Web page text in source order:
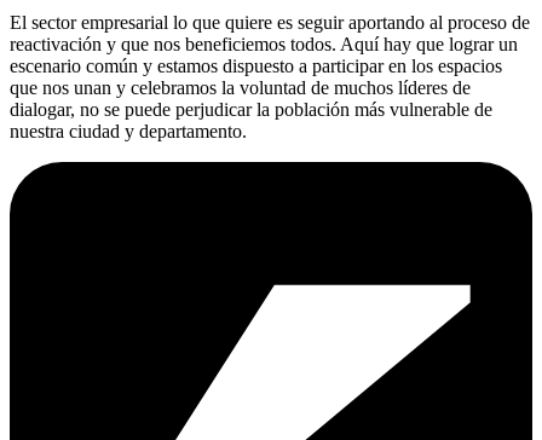
El sector empresarial lo que quiere es seguir aportando al proceso de
reactivación y que nos beneficiemos todos. Aquí hay que lograr un
escenario común y estamos dispuesto a participar en los espacios
que nos unan y celebramos la voluntad de muchos líderes de
dialogar, no se puede perjudicar la población más vulnerable de
nuestra ciudad y departamento.